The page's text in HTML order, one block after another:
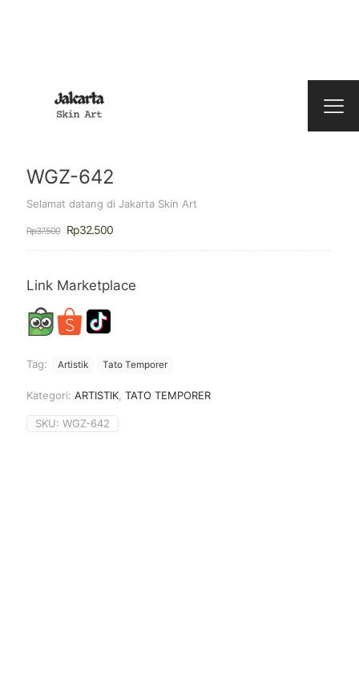
WGZ-642
Selamat datang di Jakarta Skin Art
Rp37.500
Harga
adalah:
Rp32.500Harga
ini
Rp32.500.
Link Marketplace
Tag: Artistik Tato Temporer
Kategori: ARTISTIK TATO TEMPORER
SKU: WGZ-642